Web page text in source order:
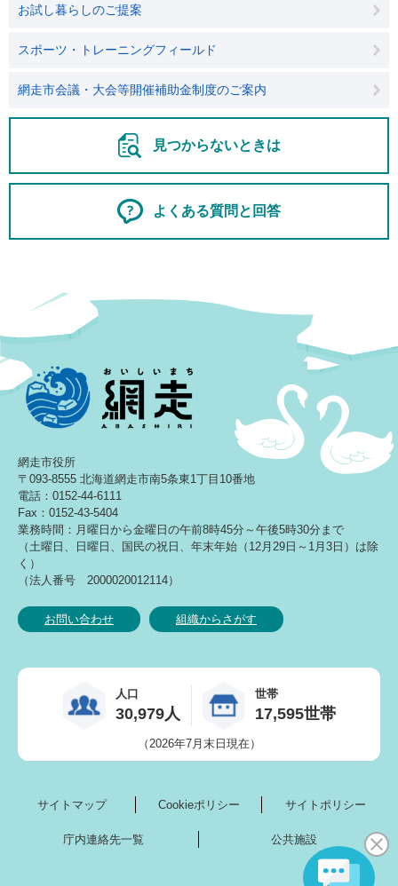
お試し暮らしのご提案
スポーツ・トレーニングフィールド
網走市会議・大会等開催補助金制度のご案内
見つからないときは
よくある質問と回答
網走市役所
〒093-8555 北海道網走市南5条東1丁目10番地
電話：0152-44-6111
Fax：0152-43-5404
業務時間：月曜日から金曜日の午前8時45分～午後5時30分まで
（土曜日、日曜日、国民の祝日、年末年始（12月29日～1月3日）は除
く）
（法人番号 2000020012114）
お問い合わせ 組織からさがす
人口
30,979人
世帯
17,595世帯
（2026年7月末日現在）
サイトマップ Cookieポリシー サイトポリシー
庁内連絡先一覧 公共施設